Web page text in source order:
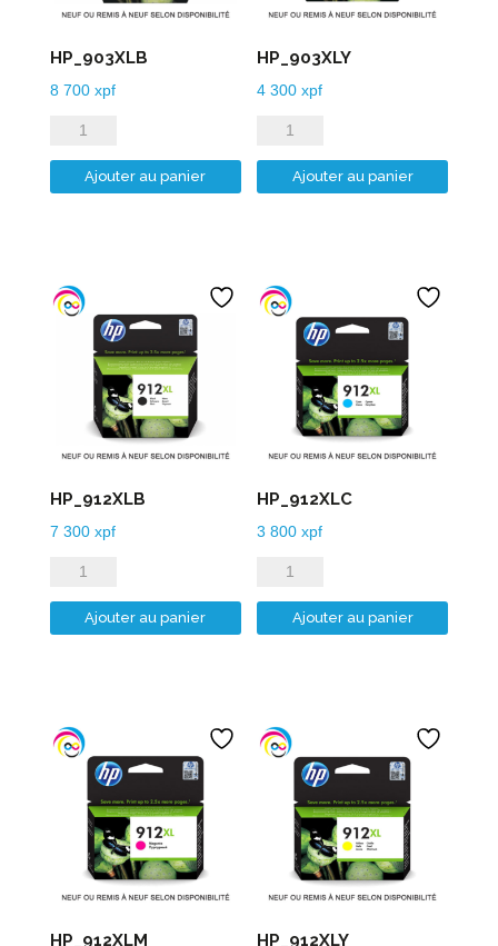
HP_903XLB
8 700 xpf
quantité
de
HP_903XLB
Ajouter au panier
HP_903XLY
4 300xpf
quantité
de
HP_903XLY
Ajouter au panier
HP_912XLB
7 300 xpf
quantité
de
HP_912XLB
Ajouter au panier
HP_912XLC
3 800xpf
quantité
de
HP_912XLC
Ajouter au panier
HP_912XLM HP_912XLY